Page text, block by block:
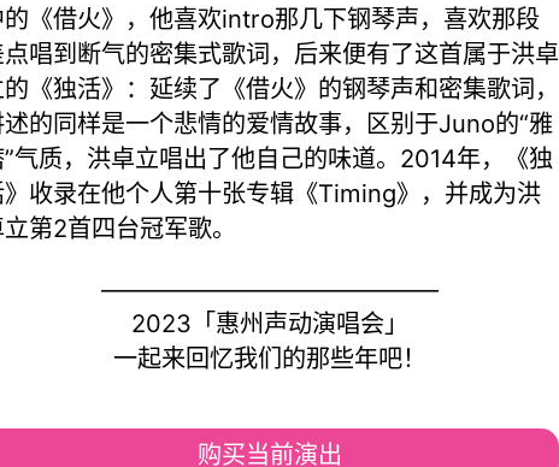
《借火》，他喜欢intro那几下钢琴声，喜欢那段
唱到断气的密集式歌词，后来便有了这首属于洪卓
《独活》：延续了《借火》的钢琴声和密集歌词，
的同样是一个悲情的爱情故事，区别于Juno的“雅
气质，洪卓立唱出了他自己的味道。2014年，《独
收录在他个人第十张专辑《Timing》，并成为洪
第2首四台冠军歌。
——————————————
2023「惠州声动演唱会」
一起来回忆我们的那些年吧！
购买当前演出